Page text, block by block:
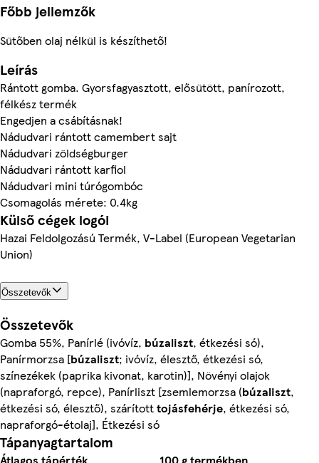
Főbb jellemzők
Sütőben olaj nélkül is készíthető!
Leírás
Rántott gomba. Gyorsfagyasztott, elősütött, panírozott,
félkész termék
Engedjen a csábításnak!
Nádudvari rántott camembert sajt
Nádudvari zöldségburger
Nádudvari rántott karfiol
Nádudvari mini túrógombóc
Csomagolás mérete: 0.4kg
Külső cégek logói
Hazai Feldolgozású Termék, V-Label (European Vegetarian
Union)
Összetevők
Összetevők
Gomba 55%, Panírlé (ivóvíz, búzaliszt, étkezési só),
Panírmorzsa [búzaliszt; ivóvíz, élesztő, étkezési só,
színezékek (paprika kivonat, karotin)], Növényi olajok
(napraforgó, repce), Panírliszt [zsemlemorzsa (búzaliszt,
étkezési só, élesztő), szárítotttojásfehérje, étkezési só,
napraforgó-étolaj], Étkezési só
Tápanyagtartalom
Átlagos tápérték
100 g termékben